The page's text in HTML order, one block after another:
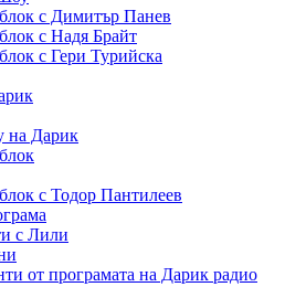
с Димитър Панев
с Надя Брайт
с Гери Турийска
на Дарик
с Тодор Пантилеев
с Лили
от програмата на Дарик радио